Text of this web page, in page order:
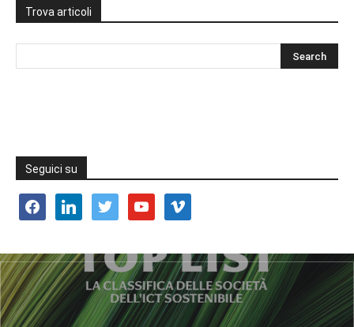
Trova articoli
Seguici su
facebooklinkedin twitter youtube vimeo